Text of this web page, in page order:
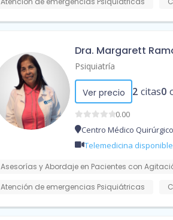
Dra. Margarett
Psiquiatría
Ver precio 2 citas0
0.00
Centro Médico
Telemedicina disponible
Asesorías y Abordaje en Pacientes con
Atención de emergencias Psiquiátricas